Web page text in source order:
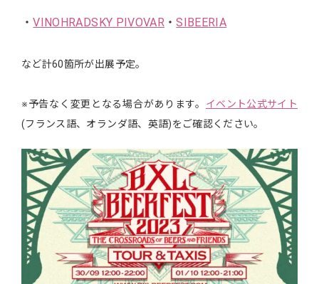
・VINOHRADSKY PIVOVAR ・SIBEERIA
など計60箇所が出展予定。
※予告なく変更となる場合があります。 イベント公式サイト
(フランス語、オランダ語、英語)をご確認ください。